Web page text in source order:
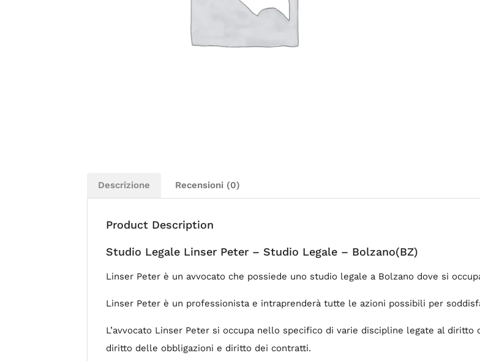
Descrizione Recensioni (0)
Product Description
Studio Legale Linser Peter – Studio Legale – Bolzano(BZ)
Linser Peter è un avvocato che possiede uno studio legale a Bolzano dove si
Linser Peter è un professionista e intraprenderà tutte le azioni possibili per
L’avvocato Linser Peter si occupa nello specifico di varie discipline legate al
diritto delle obbligazioni e diritto dei contratti.